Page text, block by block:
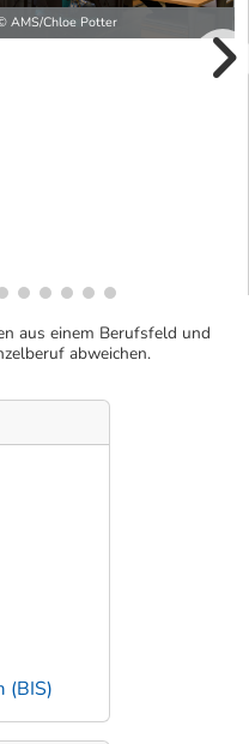
AMS/Chloe Potter
aus einem Berufsfeld und
abweichen.
(BIS)